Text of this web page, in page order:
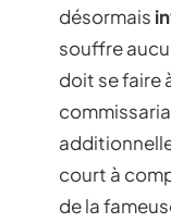
désormais
souffre
doit se faire
court à
de la